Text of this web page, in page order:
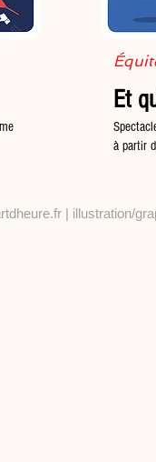
Et
à partir
| illustration/